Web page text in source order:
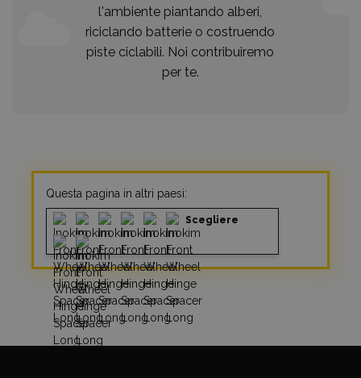
l'ambiente piantando alberi,
riciclando batterie o costruendo
piste ciclabili. Noi contribuiremo
per te.
Questa pagina in altri paesi:
Scegliere